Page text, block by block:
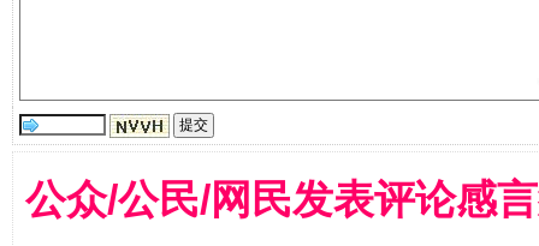
公众/公民/网民发表评论感